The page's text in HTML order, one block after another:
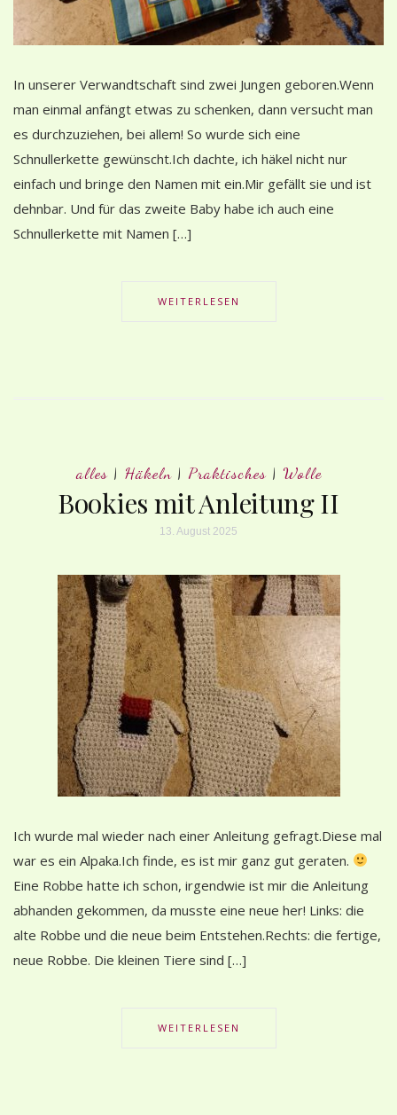
In unserer Verwandtschaft sind zwei Jungen geboren.Wenn
man einmal anfängt etwas zu schenken, dann versucht man
es durchzuziehen, bei allem! So wurde sich eine
Schnullerkette gewünscht.Ich dachte, ich häkel nicht nur
einfach und bringe den Namen mit ein.Mir gefällt sie und ist
dehnbar. Und für das zweite Baby habe ich auch eine
Schnullerkette mit Namen […]
WEITERLESEN
alles| Häkeln| Praktisches| Wolle
Bookies mit Anleitung II
13. August 2025
Ich wurde mal wieder nach einer Anleitung gefragt.Diese mal
war es ein Alpaka.Ich finde, es ist mir ganz gut geraten.
Eine Robbe hatte ich schon, irgendwie ist mir die Anleitung
abhanden gekommen, da musste eine neue her! Links: die
alte Robbe und die neue beim Entstehen.Rechts: die fertige,
neue Robbe. Die kleinen Tiere sind […]
WEITERLESEN